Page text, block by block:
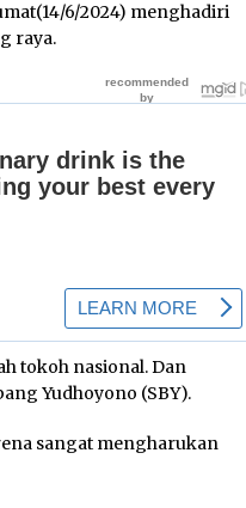
6/2024) menghadiri
raya.
tokoh nasional. Dan
Yudhoyono (SBY).
sangat mengharukan